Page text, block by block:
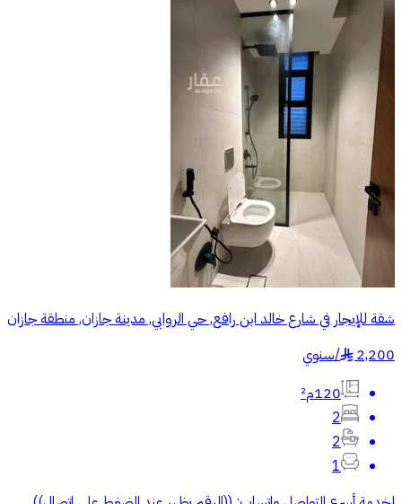
شقة للإيجار في شارع خالد ابن رافع, حي الروابي, مدينة جازان, منطقة جازان
2,200
§
/سنوي
120م²
2
2
1